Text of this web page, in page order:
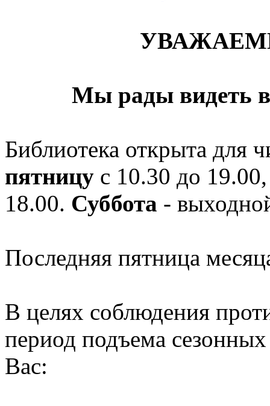
Мы рады видеть
Библиотека открыта для
пятницу с 10.30 до
18.00. Суббота -
Последняя пятница
В целях соблюдения
период подъема
Вас: